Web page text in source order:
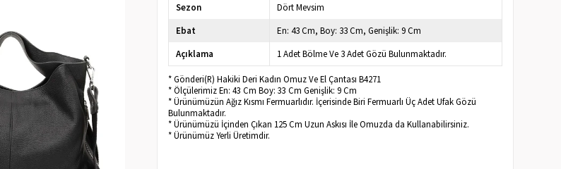
Sezon
Dört Mevsim
Ebat
En: 43 Cm, Boy: 33 Cm, Genişlik: 9 Cm
Açıklama
1 Adet Bölme Ve 3 Adet Gözü Bulunmaktadır.
* Gönderi(R) Hakiki Deri Kadın Omuz Ve El Çantası B4271
* Ölçülerimiz En: 43 Cm Boy: 33 Cm Genişlik: 9 Cm
* Ürünümüzün Ağız Kısmı Fermuarlıdır. İçerisinde Biri Fermuarlı Üç Adet Ufak Gözü
Bulunmaktadır.
* Ürünümüzü İçinden Çıkan 125 Cm Uzun Askısı İle Omuzda da Kullanabilirsiniz.
* Ürünümüz Yerli Üretimdir.